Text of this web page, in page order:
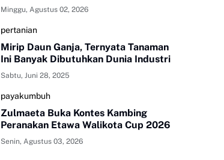
Minggu, Agustus 02, 2026
pertanian
Mirip Daun Ganja, Ternyata Tanaman
Ini Banyak Dibutuhkan Dunia Industri
Sabtu, Juni 28, 2025
payakumbuh
Zulmaeta Buka Kontes Kambing
Peranakan Etawa Walikota Cup 2026
Senin, Agustus 03, 2026